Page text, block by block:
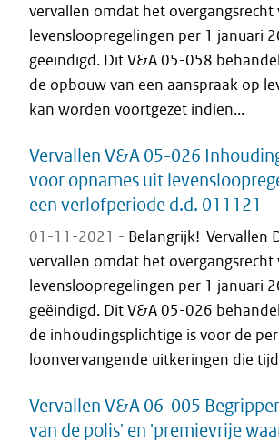
vervallen omdat het overgangsrecht
levensloopregelingen per 1 januari
geëindigd. Dit V&A 05-058
de opbouw van een aanspraak op
kan worden voortgezet indien...
Vervallen V&A 05-026
voor opnames uit
een verlofperiode d.d. 011121
01-11-2021 - Belangrijk! Vervallen
vervallen omdat het overgangsrecht
levensloopregelingen per 1 januari
geëindigd. Dit V&A 05-026
de inhoudingsplichtige is voor de
loonvervangende uitkeringen die
Vervallen V&A 06-005
van de polis' en 'premievrije